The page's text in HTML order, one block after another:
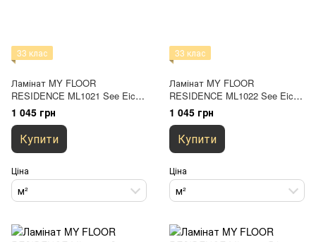
33 клас
Ламінат MY FLOOR
RESIDENCE ML1021 See Eiche
Natur
1 045 грн
Купити
Ціна
м²
33 клас
Ламінат MY FLOOR
RESIDENCE ML1022 See Eiche
Braun
1 045 грн
Купити
Ціна
м²